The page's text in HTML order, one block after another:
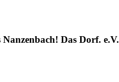
Das Dorf. e.V.